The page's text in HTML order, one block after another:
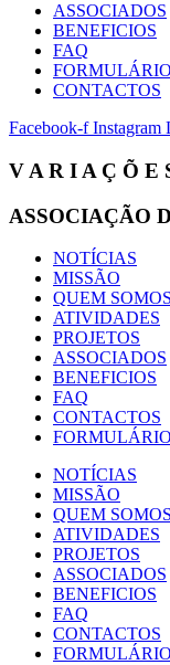
ASSOCIADOS
BENEFICIOS
FAQ
FORMULÁRIO
CONTACTOS
Facebook-f Instagram
V A R I A Ç Õ E
ASSOCIAÇÃO
NOTÍCIAS
MISSÃO
QUEM SOMOS
ATIVIDADES
PROJETOS
ASSOCIADOS
BENEFICIOS
FAQ
CONTACTOS
FORMULÁRIO
NOTÍCIAS
MISSÃO
QUEM SOMOS
ATIVIDADES
PROJETOS
ASSOCIADOS
BENEFICIOS
FAQ
CONTACTOS
FORMULÁRIO